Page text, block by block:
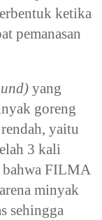
ketika
pemanasan
yang
goreng
yaitu
3 kali
FILMA
minyak
sehingga